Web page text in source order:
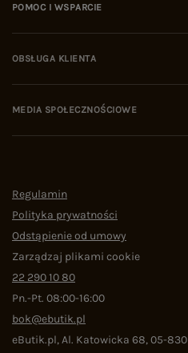
POMOC I WSPARCIE
OBSŁUGA KLIENTA
MEDIA SPOŁECZNOŚCIOWE
Regulamin
Polityka prywatności
Odstąpienie od umowy
Zarządzaj plikami cookie
22 290 10 80
Pn.-Pt. 08:00-16:00
bok@ebutik.pl
eButik.pl,Al. Katowicka 68,05-830